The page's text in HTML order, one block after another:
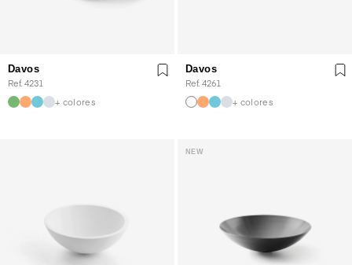
Davos
Ref. 4231
+ colores
Davos
Ref. 4261
+ colores
NEW